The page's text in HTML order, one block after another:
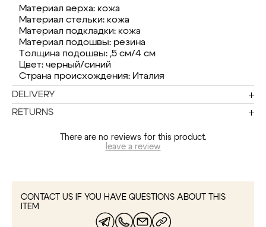
Материал верха: кожа
Материал стельки: кожа
Материал подкладки: кожа
Материал подошвы: резина
Толщина подошвы: ,5 см/4 см
Цвет: черный/синий
Страна происхождения: Италия
DELIVERY
RETURNS
There are no reviews for this product.
leave a review
CONTACT US IF YOU HAVE QUESTIONS ABOUT THIS
ITEM